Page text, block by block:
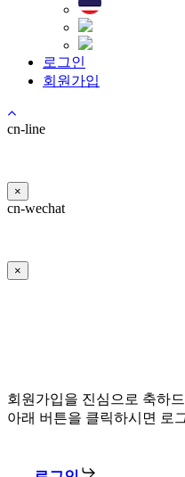
로그인
회원가입
cn-line
×
cn-wechat
×
회원가입을 진심으로 축하
아래 버튼을 클릭하시면 로